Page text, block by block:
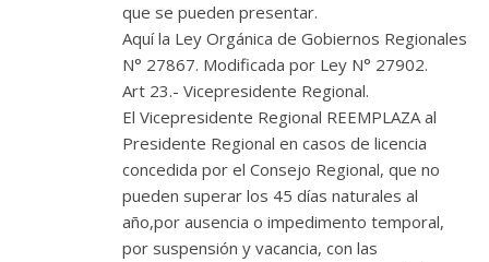
que se pueden presentar.
Aquí la Ley Orgánica de Gobiernos Regionales
N° 27867. Modificada por Ley N° 27902.
Art 23.- Vicepresidente Regional.
El Vicepresidente Regional REEMPLAZA al
Presidente Regional en casos de licencia
concedida por el Consejo Regional, que no
pueden superar los 45 días naturales al
año,por ausencia o impedimento temporal,
por suspensión y vacancia, con las